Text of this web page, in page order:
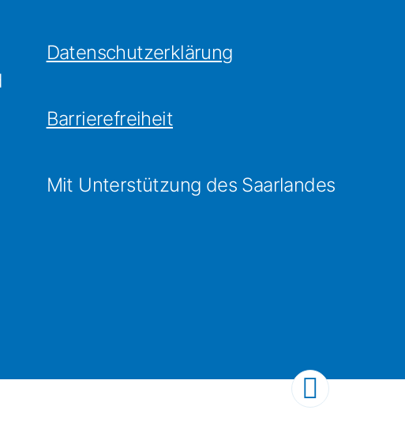
Datenschutzerklärung
Barrierefreiheit
Mit Unterstützung des Saarlandes
